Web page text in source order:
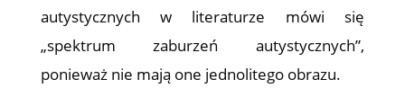
autystycznych w literaturze mówi się
„spektrum zaburzeń autystycznych”,
ponieważ nie mają one jednolitego obrazu.